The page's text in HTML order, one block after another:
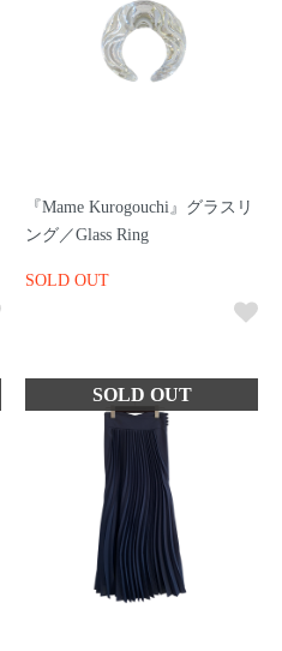
『Mame Kurogouchi』グラスリ
ング／Glass Ring
SOLD OUT